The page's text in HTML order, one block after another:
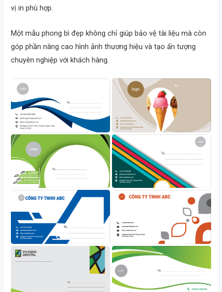
vị in phù hợp.
Một mẫu phong bì đẹp không chỉ giúp bảo vệ tài liệu mà còn
góp phần nâng cao hình ảnh thương hiệu và tạo ấn tượng
chuyên nghiệp với khách hàng.